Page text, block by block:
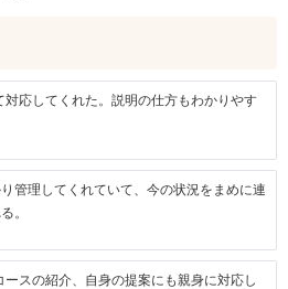
対応してくれた。説明の仕方もわかりやす
管理してくれていて、今の状況をまめに連
。
ースの紹介、自身の提案にも親身に対応し